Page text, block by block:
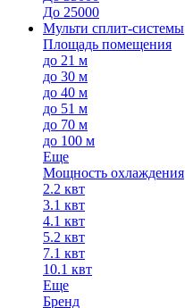
До 25000
Мульти сплит-системы
Площадь помещения
до 21 м
до 30 м
до 40 м
до 51 м
до 70 м
до 100 м
Еще
Мощность охлаждения
2.2 квт
3.1 квт
4.1 квт
5.2 квт
7.1 квт
10.1 квт
Еще
Бренд